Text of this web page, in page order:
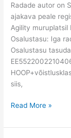
Radade autor on
ajakava peale
Agility muruplatsil
Osalustasu: Iga
Osalustasu
siis,
Read More »